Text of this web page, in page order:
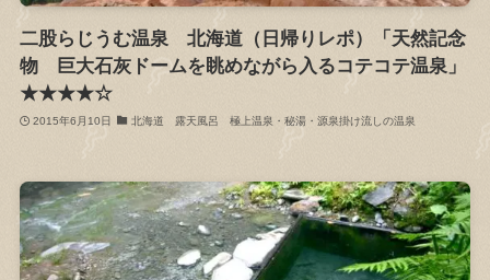
二股らじうむ温泉 北海道（日帰りレポ）「天然記念
物 巨大石灰ドームを眺めながら入るコテコテ温泉」
★★★★☆
2015年6月10日 北海道 露天風呂 極上温泉・秘湯・源泉掛け流しの温泉